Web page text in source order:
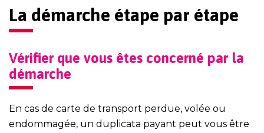
La démarche étape par étape
Vérifier que vous êtes concerné par la
démarche
En cas de carte de transport perdue, volée ou
endommagée, un duplicata payant peut vous être